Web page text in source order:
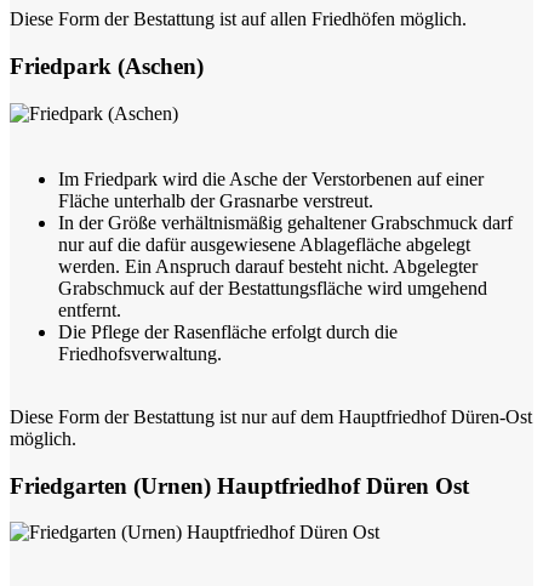
Diese Form der Bestattung ist auf allen Friedhöfen möglich.
Friedpark (Aschen)
Im Friedpark wird die Asche der Verstorbenen auf einer
Fläche unterhalb der Grasnarbe verstreut.
In der Größe verhältnismäßig gehaltener Grabschmuck darf
nur auf die dafür ausgewiesene Ablagefläche abgelegt
werden. Ein Anspruch darauf besteht nicht. Abgelegter
Grabschmuck auf der Bestattungsfläche wird umgehend
entfernt.
Die Pflege der Rasenfläche erfolgt durch die
Friedhofsverwaltung.
Diese Form der Bestattung ist nur auf dem Hauptfriedhof Düren-Ost
möglich.
Friedgarten (Urnen) Hauptfriedhof Düren Ost